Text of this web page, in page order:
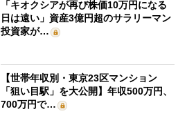
「キオクシアが再び株価10万円になる
日は遠い」資産3億円超のサラリーマン
投資家が…
【世帯年収別・東京23区マンション
「狙い目駅」を大公開】年収500万円、
700万円で…